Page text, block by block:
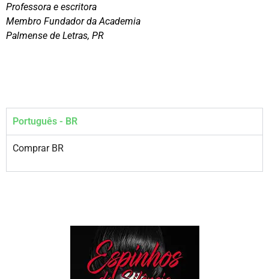
Professora e escritora
Membro Fundador da Academia
Palmense de Letras, PR
Português - BR
Comprar BR